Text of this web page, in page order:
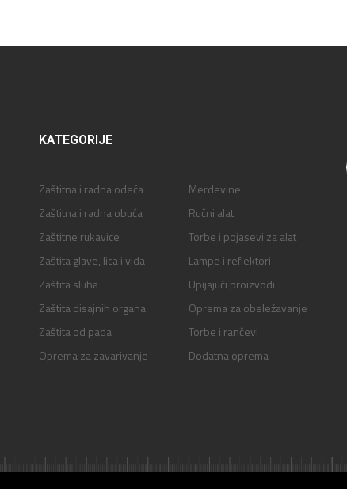
KATEGORIJE
Zaštitna i radna odeća
Zaštitna i radna obuća
Zaštitne rukavice
Zaštita glave, lica i vida
Zaštita sluha
Zaštita disajnih organa
Zaštita od pada
Oprema za zavarivanje
Merdevine
Ručni alat
Torbe i pojasevi za alat
Lampe i reflektori
Upijajući proizvodi
Oprema za obeležavanje
Torbe i rančevi
Dodatna oprema